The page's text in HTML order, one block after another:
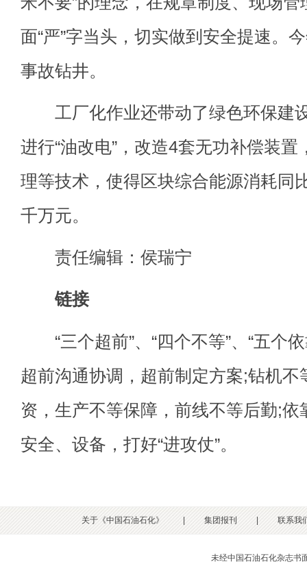
面“严”字当头，切实做到安全提速。
事故钻井。
工厂化作业还带动了绿色环保建
进行“油改电”，改造4套无功补偿装
理等技术，使得区块综合能源消耗同
千万元。
责任编辑：侯瑞宁
链接
“三个超前”、“四个不等”、“五个
超前沟通协调，超前制定方案;钻机不
资，生产不等保障，前线不等后勤;
安全、设备，打好“进攻仗”。
关于《中国石油石化》 | 集团报刊 | 联系我
未经中国石油石化杂志书